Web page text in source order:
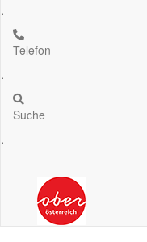
.
Telefon
.
Suche
.